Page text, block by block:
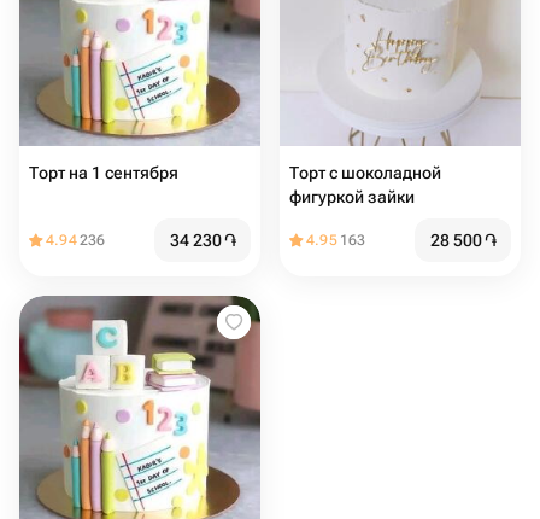
Торт на 1 сентября
4.94236 34 230֏
Торт с шоколадной
фигуркой зайки
4.95 163 28 500֏